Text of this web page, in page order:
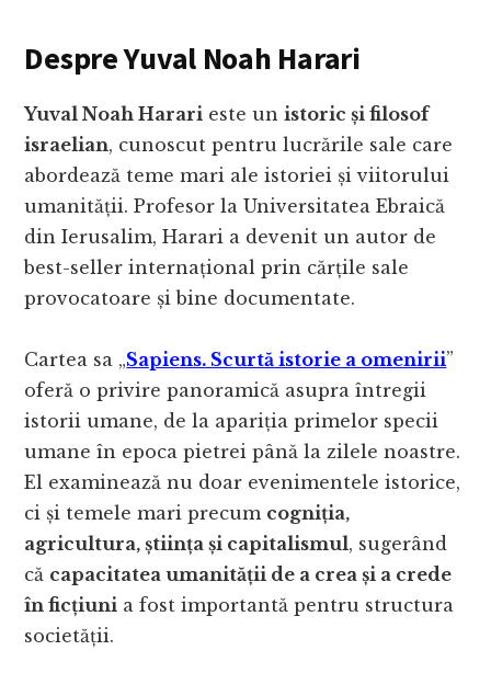
Despre Yuval Noah Harari
Yuval Noah Harari este unistoric și filosof
israelian, cunoscut pentru lucrările sale care
abordează teme mari ale istoriei și viitorului
umanității. Profesor la Universitatea Ebraică
din Ierusalim, Harari a devenit un autor de
best-seller internațional prin cărțile sale
provocatoare și bine documentate.
Cartea sa „Sapiens. Scurtă istorie a omenirii”
oferă o privire panoramică asupra întregii
istorii umane, de la apariția primelor specii
umane în epoca pietrei până la zilele noastre.
El examinează nu doar evenimentele istorice,
ci și temele mari precum cogniția,
agricultura, știința și capitalismul, sugerând
că capacitatea umanității de a crea și a crede
în ficțiuni a fost importantă pentru structura
societății.